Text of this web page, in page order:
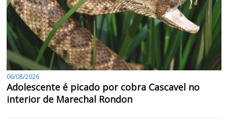
06/08/2026
Adolescente é picado por cobra Cascavel no
interior de Marechal Rondon